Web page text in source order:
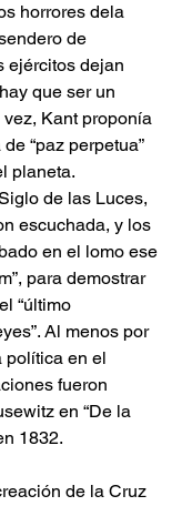
horrores dela
de
ejércitos dejan
que ser un
Kant proponía
“paz perpetua”
planeta.
de las Luces,
escuchada, y los
en el lomo ese
para demostrar
“último
Al menos por
política en el
fueron
en “De la
1832.
de la Cruz